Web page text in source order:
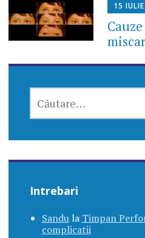
15
DUPĂ:
Intrebari
Sandula Timpan
complicatii